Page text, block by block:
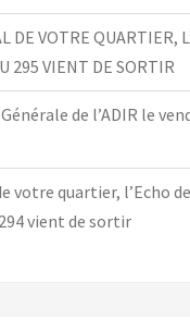
DE VOTRE QUARTIER,
295 VIENT DE SORTIR
de l’ADIR le
votre quartier, l’Echo
vient de sortir